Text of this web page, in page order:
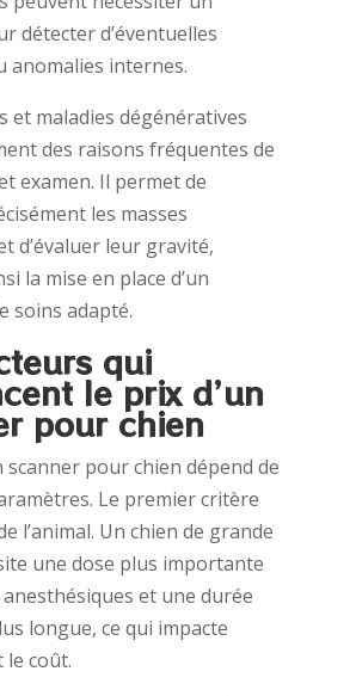
détecter d’éventuelles
anomalies internes.
et maladies dégénératives
des raisons fréquentes de
examen. Il permet de
les masses
d’évaluer leur gravité,
la mise en place d’un
soins adapté.
qui
le prix d’un
pour chien
scanner pour chien dépend de
Le premier critère
l’animal. Un chien de grande
une dose plus importante
et une durée
longue, ce qui impacte
le coût.